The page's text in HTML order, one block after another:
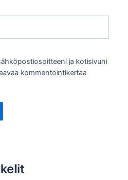
ja kotisivuni
kommentointikertaa